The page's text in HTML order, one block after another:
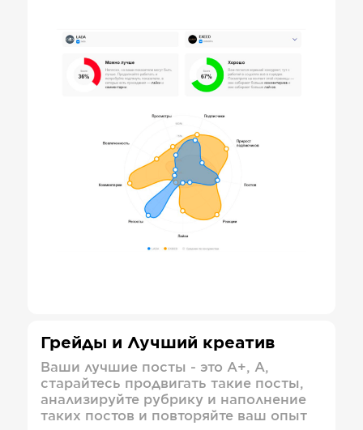
Грейды и Лучший креатив
Ваши лучшие посты - это А+, А,
старайтесь продвигать такие посты,
анализируйте рубрику и наполнение
таких постов и повторяйте ваш опыт